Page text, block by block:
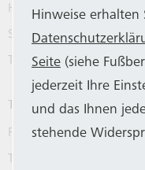
Haltestellen
Schulverkehr
TaxiBus
Tickets
Rheinlandtarif ab 1. Juni
genommen. Die
Bonner
Fahrzeugen.
darauf hin, dass
vorübergehend
weniger
Hinweise erhalten
Seite (siehe
jederzeit Ihre
und das Ihnen
stehende